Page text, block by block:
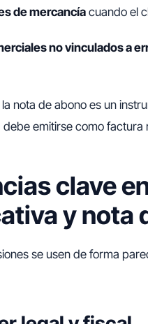
de mercancía cuando el
no vinculados a
nota de abono es un
debe emitirse como
clave
y nota
se usen de forma